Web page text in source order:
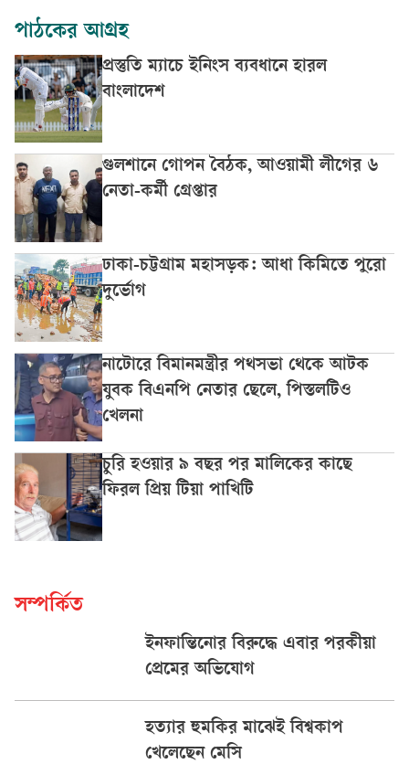
পাঠকের আগ্রহ
প্রস্তুতি ম্যাচে ইনিংস ব্যবধানে হারল
বাংলাদেশ
গুলশানে গোপন বৈঠক, আওয়ামী লীগের ৬
নেতা-কর্মী গ্রেপ্তার
ঢাকা-চট্টগ্রাম মহাসড়ক: আধা কিমিতে পুরো
দুর্ভোগ
নাটোরে বিমানমন্ত্রীর পথসভা থেকে আটক
যুবক বিএনপি নেতার ছেলে, পিস্তলটিও
খেলনা
চুরি হওয়ার ৯ বছর পর মালিকের কাছে
ফিরল প্রিয় টিয়া পাখিটি
সম্পর্কিত
ইনফান্তিনোর বিরুদ্ধে এবার পরকীয়া
প্রেমের অভিযোগ
হত্যার হুমকির মাঝেই বিশ্বকাপ
খেলেছেন মেসি